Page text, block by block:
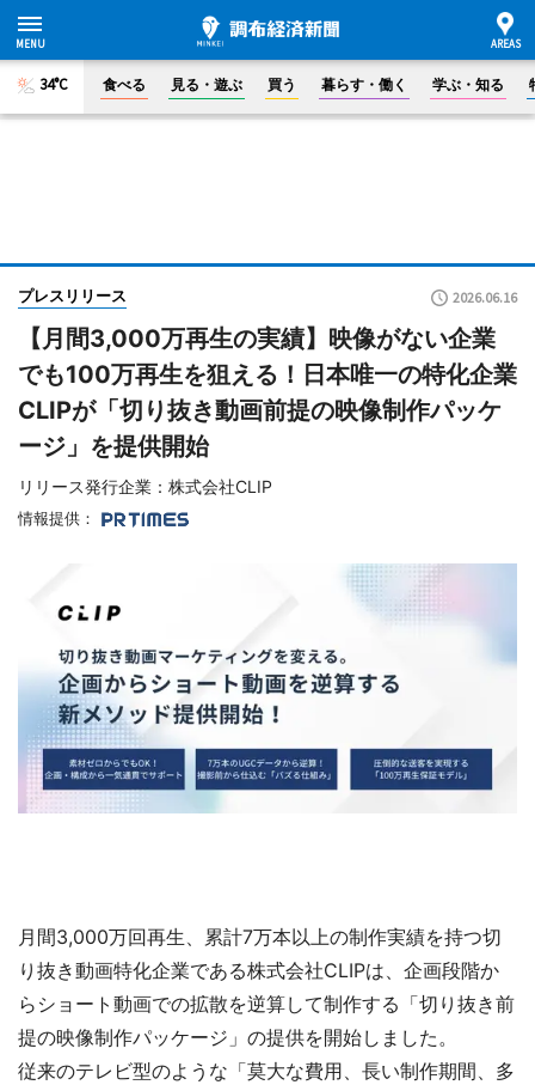
34°C 食べる 見る・遊ぶ 買う 暮らす・働く 学ぶ・知る
プレスリリース 2026.06.16
【月間3,000万再生の実績】映像がない企業
でも100万再生を狙える！日本唯一の特化企業
CLIPが「切り抜き動画前提の映像制作パッケ
ージ」を提供開始
リリース発行企業：株式会社CLIP
情報提供：
月間3,000万回再生、累計7万本以上の制作実績を持つ切
り抜き動画特化企業である株式会社CLIPは、企画段階か
らショート動画での拡散を逆算して制作する「切り抜き前
提の映像制作パッケージ」の提供を開始しました。
従来のテレビ型のような「莫大な費用、長い制作期間、多